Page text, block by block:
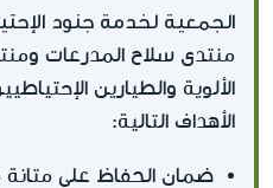
الجمعية لخدمة جنود
منتدى سلاح المدرعات
الألوية والطيارين
الأهداف التالية:
ضمان الحفاظ على متانة